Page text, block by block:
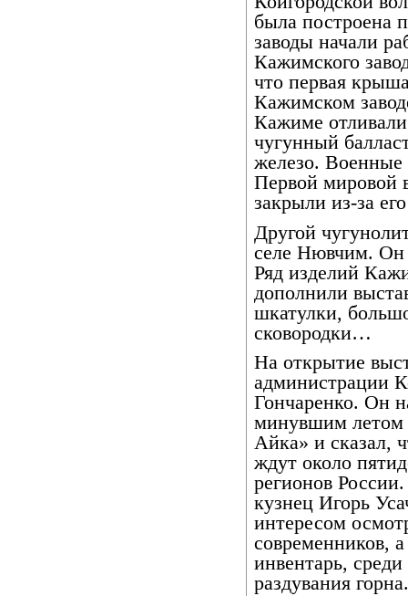
была построена
заводы начали
Кажимского
что первая
Кажимском
Кажиме
чугунный
железо. Военные
Первой мировой
закрыли из-за
Другой
селе Нювчим. Он
Ряд изделий
дополнили
шкатулки,
сковородки…
На открытие
администрации
Гончаренко. Он
минувшим летом
Айка» и сказал,
ждут около
регионов
кузнец Игорь
интересом
современников,
инвентарь,
раздувания горна.